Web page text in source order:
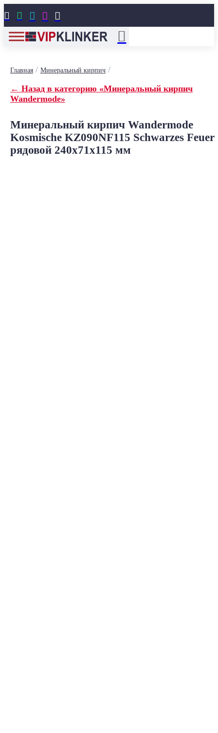
    
Главная/ Минеральный кирпич/
← Назад в категорию «Минеральный кирпич
Wandermode»
Минеральный кирпич Wandermode
Kosmische KZ090NF115 Schwarzes Feuer
рядовой 240x71x115 мм